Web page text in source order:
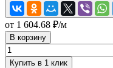
от 1 604.68 ₽/м
В корзину
Купить в 1 клик